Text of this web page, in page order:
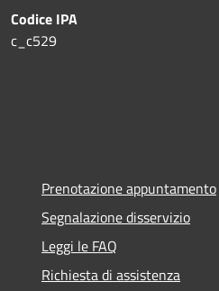
Codice IPA
c_c529
Prenotazione appuntamento
Segnalazione disservizio
Leggi le FAQ
Richiesta di assistenza